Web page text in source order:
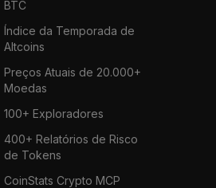
BTC
Índice da Temporada de
Altcoins
Preços Atuais de 20.000+
Moedas
100+ Exploradores
400+ Relatórios de Risco
de Tokens
CoinStats Crypto MCP